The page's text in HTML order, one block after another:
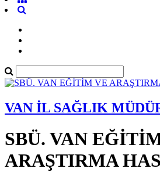
VAN İL SAĞLIK
SBÜ. VAN
ARAŞTIRMA